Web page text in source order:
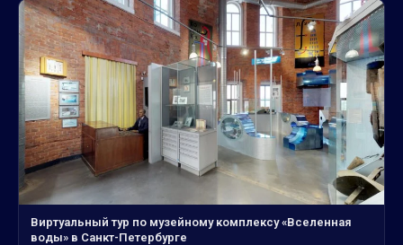
Виртуальный тур по музейному комплексу «Вселенная
воды» в Санкт-Петербурге